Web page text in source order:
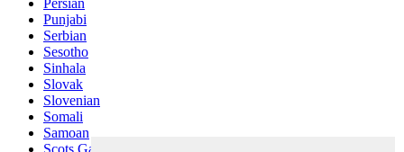
Punjabi
Serbian
Sesotho
Sinhala
Slovak
Slovenian
Somali
Samoan
Scots Gaelic